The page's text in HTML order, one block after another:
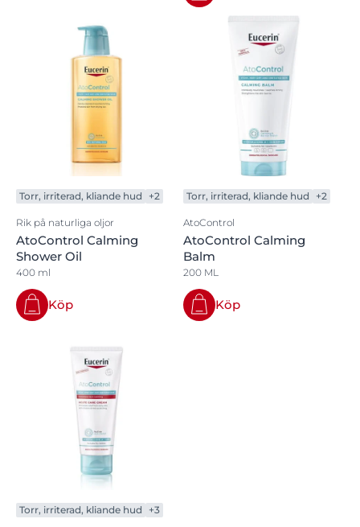
Torr, irriterad, kliande hud +2
Rik på naturliga oljor
AtoControl Calming
Shower Oil
400 ml
Köp
Torr, irriterad, kliande hud +2
AtoControl
AtoControl Calming
Balm
200 ML
Köp
Torr, irriterad, kliande hud +3